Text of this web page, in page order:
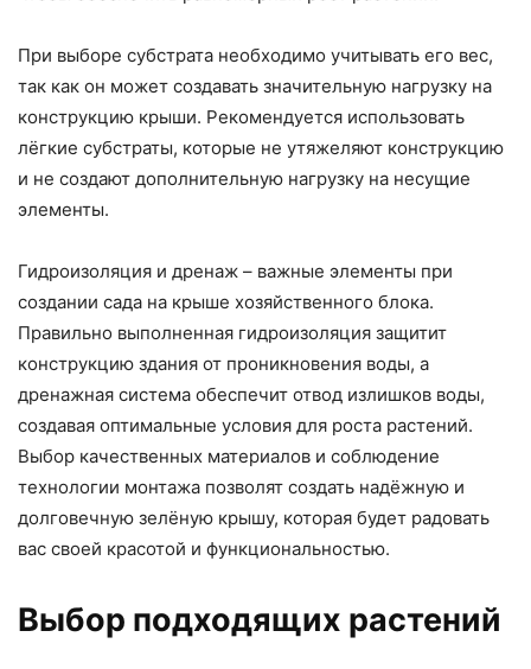
При выборе субстрата необходимо учитывать его вес,
так как он может создавать значительную нагрузку на
конструкцию крыши. Рекомендуется использовать
лёгкие субстраты, которые не утяжеляют конструкцию
и не создают дополнительную нагрузку на несущие
элементы.
Гидроизоляция и дренаж – важные элементы при
создании сада на крыше хозяйственного блока.
Правильно выполненная гидроизоляция защитит
конструкцию здания от проникновения воды, а
дренажная система обеспечит отвод излишков воды,
создавая оптимальные условия для роста растений.
Выбор качественных материалов и соблюдение
технологии монтажа позволят создать надёжную и
долговечную зелёную крышу, которая будет радовать
вас своей красотой и функциональностью.
Выбор подходящих растений